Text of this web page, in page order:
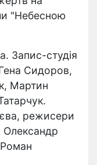
"Небесною
Запис-студія
Сидоров,
Мартин
режисери